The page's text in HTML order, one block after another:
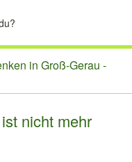
in Groß-Gerau -
nicht mehr